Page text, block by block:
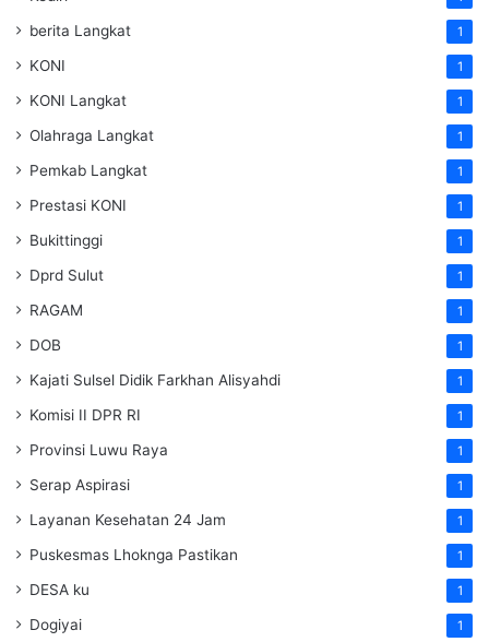
berita Langkat 1
KONI 1
KONI Langkat 1
Olahraga Langkat 1
Pemkab Langkat 1
Prestasi KONI 1
Bukittinggi 1
Dprd Sulut 1
RAGAM 1
DOB 1
Kajati Sulsel Didik Farkhan Alisyahdi 1
Komisi II DPR RI 1
Provinsi Luwu Raya 1
Serap Aspirasi 1
Layanan Kesehatan 24 Jam 1
Puskesmas Lhoknga Pastikan 1
DESA ku 1
Dogiyai 1